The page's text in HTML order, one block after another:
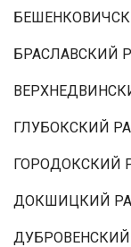
БРАСЛАВСКИЙ
ГЛУБОКСКИЙ
ГОРОДОКСКИЙ
ДОКШИЦКИЙ